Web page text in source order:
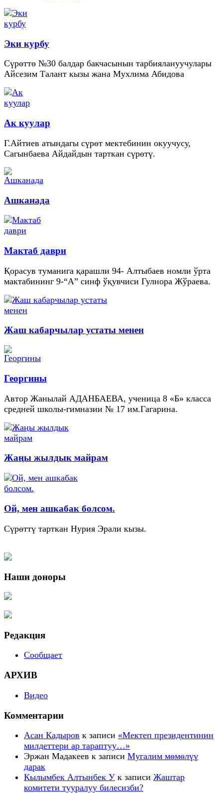
Эки курбу
Сүрөттө №30 балдар бакчасынын тарбиялануучулары
Айсезим Талант кызы жана Мухлима Абидова
Ак куулар
Г.Айтиев атындагы сүрөт мектебинин окуучусу,
Сагынбаева Айдайдын тарткан сүрөтү.
Ашканада
Мактаб даври
Қорасув туманига қарашли 94- Алтыбаев номли ўрта
мактабининг 9-“А” синф ўқувчиси Гулнора Жўраева.
Жаш кабарчылар устаты менен
Георгины
Автор Жанылай АДАНБАЕВА, ученица 8 «Б» класса
средней школы-гимназии № 17 им.Гагарина.
Жаңы жылдык майрам
Ой, мен ашкабак болсом.
Сүрөттү тарткан Нурия Эрали кызы.
Наши доноры
Редакция
Сообщает
АРХИВ
Видео
Комментарии
Асан Кадыров к записи «Мектеп президентинин
милдеттери ар тараптуу…»
Эржан Мадакеев к записи Мугалим мѳмѳлүү
дарак
Кылымбек Алтынбек У к записи Жаштар
комитети тууралуу билесизби?